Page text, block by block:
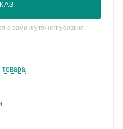
с вами и уточнят условия
товара